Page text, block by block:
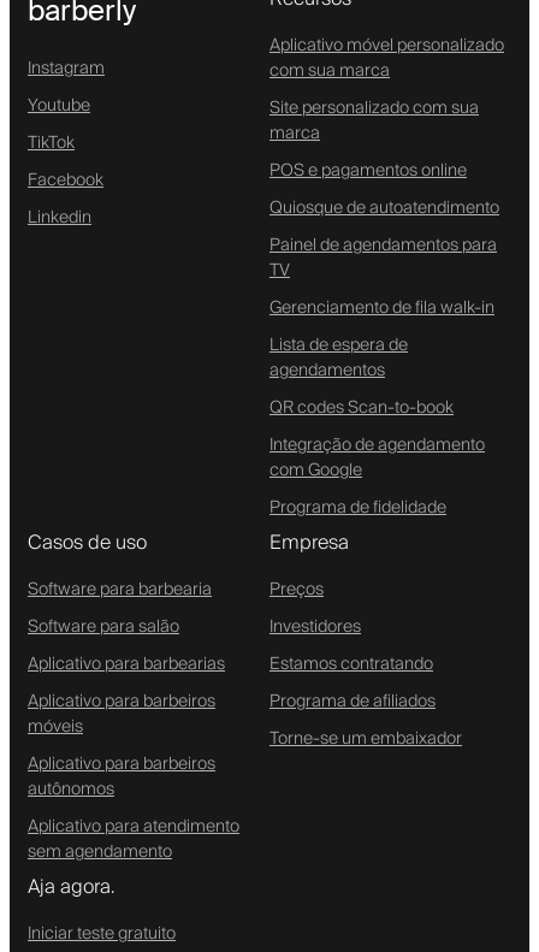
barberly
Instagram
Youtube
TikTok
Facebook
Linkedin
Aplicativo móvel personalizado
com sua marca
Site personalizado com sua
marca
POS e pagamentos online
Quiosque de autoatendimento
Painel de agendamentos para
TV
Gerenciamento de fila walk-in
Lista de espera de
agendamentos
QR codes Scan-to-book
Integração de agendamento
com Google
Programa de fidelidade
Casos de uso
Software para barbearia
Software para salão
Aplicativo para barbearias
Aplicativo para barbeiros
móveis
Aplicativo para barbeiros
autônomos
Aplicativo para atendimento
sem agendamento
Empresa
Preços
Investidores
Estamos contratando
Programa de afiliados
Torne-se um embaixador
Aja agora.
Iniciar teste gratuito